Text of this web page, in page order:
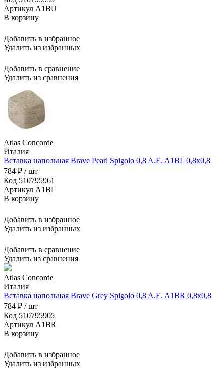
Артикул A1BU
В корзину
Добавить в избранное
Удалить из избранных
Добавить в сравнение
Удалить из сравнения
Atlas Concorde
Италия
Вставка напольная Brave Pearl Spigolo 0,8 A.E. A1BL 0,8x0,8
784 ₽ / шт
Код 510795961
Артикул A1BL
В корзину
Добавить в избранное
Удалить из избранных
Добавить в сравнение
Удалить из сравнения
Atlas Concorde
Италия
Вставка напольная Brave Grey Spigolo 0,8 A.E. A1BR 0,8x0,8
784 ₽ / шт
Код 510795905
Артикул A1BR
В корзину
Добавить в избранное
Удалить из избранных